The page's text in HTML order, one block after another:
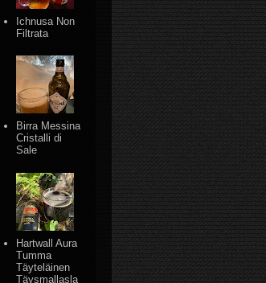
Ichnusa Non
Filtrata
Birra Messina
Cristalli di
Sale
Hartwall Aura
Tumma
Täyteläinen
Täysmallasla